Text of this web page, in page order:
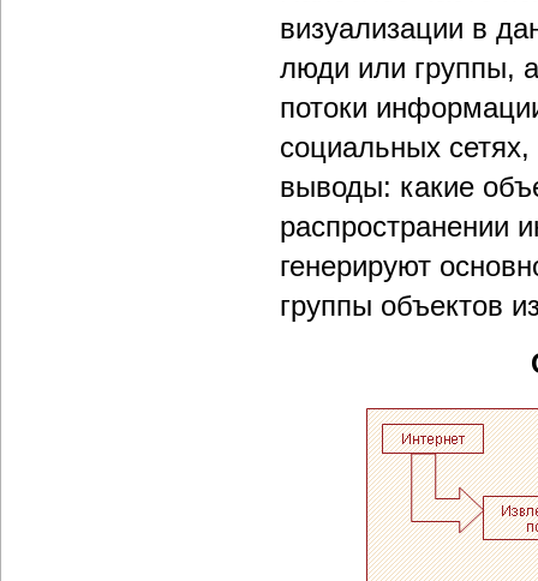
визуализации в
люди или группы,
потоки
социальных
выводы: какие
распространении
генерируют
группы объектов